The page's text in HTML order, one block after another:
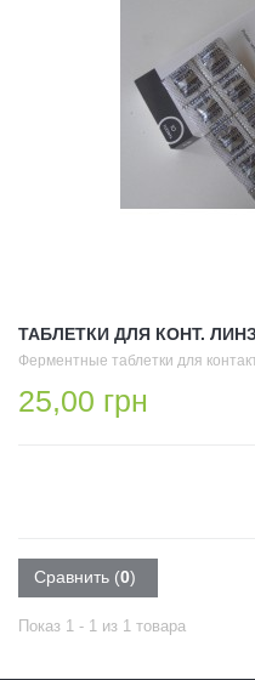
ТАБЛЕТКИ ДЛЯ КОНТ. ЛИНЗ
Ферментные таблетки для
25,00 грн
Сравнить (0)
Показ 1 - 1 из 1 товара